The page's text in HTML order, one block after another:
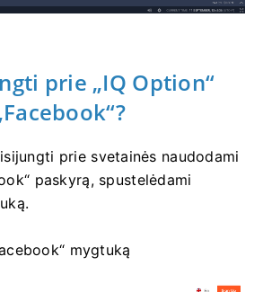
prie „IQ Option“
prie svetainės naudodami
paskyrą, spustelėdami
mygtuką